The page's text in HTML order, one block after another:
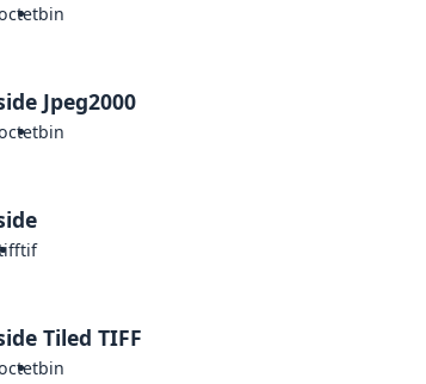
bin
Jpeg2000
bin
tif
Tiled TIFF
bin